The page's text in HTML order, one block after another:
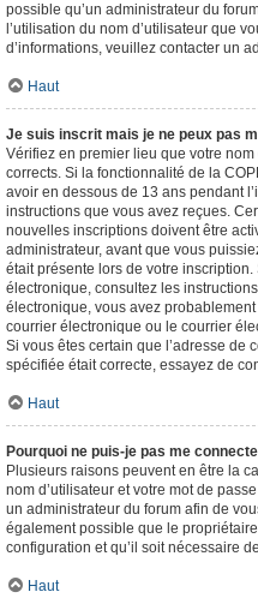
possible qu’un administrateur du
l’utilisation du nom d’utilisateur que
d’informations, veuillez contacter un
Haut
Je suis inscrit mais je ne peux pas
Vérifiez en premier lieu que votre
corrects. Si la fonctionnalité de la
avoir en dessous de 13 ans pendant
instructions que vous avez reçues.
nouvelles inscriptions doivent être
administrateur, avant que vous
était présente lors de votre
électronique, consultez les
électronique, vous avez
courrier électronique ou le courrier
Si vous êtes certain que l’adresse de
spécifiée était correcte, essayez de
Haut
Pourquoi ne puis-je pas me
Plusieurs raisons peuvent en être la
nom d’utilisateur et votre mot de
un administrateur du forum afin de
également possible que le
configuration et qu’il soit nécessaire
Haut